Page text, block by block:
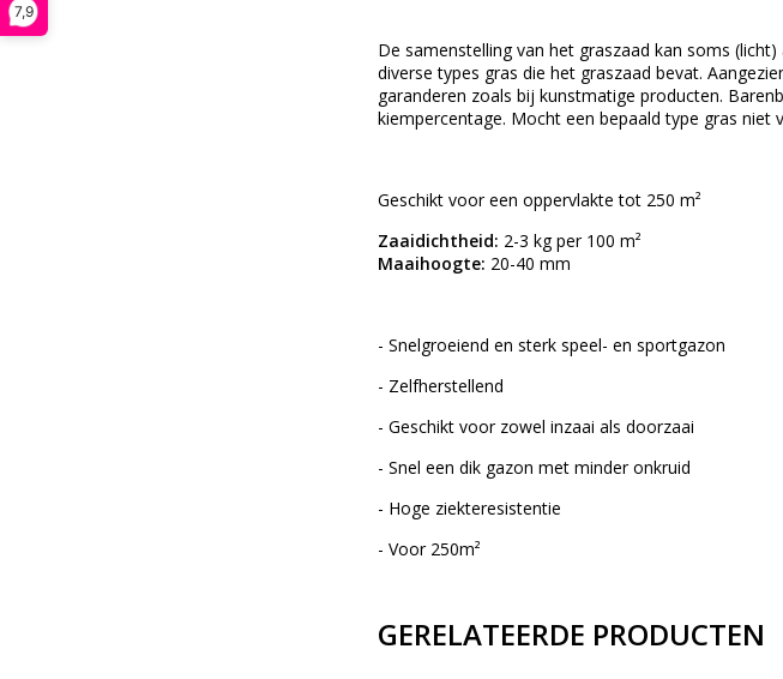
7,9
De samenstelling van het graszaad kan soms
diverse types gras die het graszaad bevat.
garanderen zoals bij kunstmatige producten.
kiempercentage. Mocht een bepaald type gras niet
Geschikt voor een oppervlakte tot 250 m²
Zaaidichtheid: 2-3 kg per 100 m²
Maaihoogte: 20-40 mm
- Snelgroeiend en sterk speel- en sportgazon
- Zelfherstellend
- Geschikt voor zowel inzaai als doorzaai
- Snel een dik gazon met minder onkruid
- Hoge ziekteresistentie
- Voor 250m²
GERELATEERDE PRODUCTEN